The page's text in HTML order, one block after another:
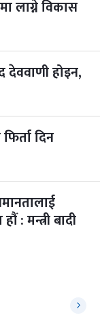
लाग्ने विकास
देववाणी होइन,
दिन
: मन्त्री बादी